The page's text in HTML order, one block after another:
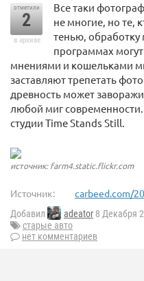
отметили
2
в архиве
Все таки
не многие, но те,
тенью, обработку
программах
мнениями и кошельками
заставляют трепетать
древность может
любой миг
студии Time Stands Still.
источник: farm4.static.flickr.com
Источник: carbeed.com/
Добавил adeator 8 Декабря
старые авто
нет комментариев